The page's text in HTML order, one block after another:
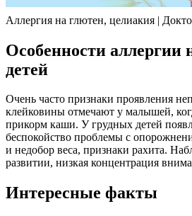
Аллергия на глютен, целиакия |
Особенности аллергии
детей
Очень часто признаки проявления
клейковины отмечают у малышей,
прикорм каши. У грудных детей
беспокойство проблемы с
и недобор веса, признаки рахита.
развитии, низкая концентрация
Интересные факты